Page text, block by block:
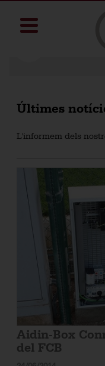
Últimes
L'informem dels
Aidin-Box
del FCB